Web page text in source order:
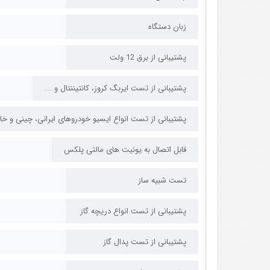
زبان دستگاه
پشتیبانی از برق 12 ولت
پشتیبانی از تست ایربگ کروز، کانتیننتال و ...
پشتیبانی از تست انواع ایسیو خودروهای ایرانی، چینی و
قابل اتصال به یونیت های مالتی پلکس
تست شبیه ساز
پشتیبانی از تست انواع دریچه گاز
پشتیبانی از تست پدال گاز